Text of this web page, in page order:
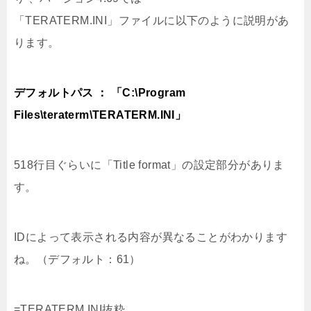
「TERATERM.INI」ファイルに以下のように説明があ
ります。
デフォルトパス ： 「C:\Program
Files\teraterm\TERATERM.INI」
518行目ぐらいに「Title format」の設定部分がありま
す。
IDによって表示される内容が異なることがわかります
ね。（デフォルト：61）